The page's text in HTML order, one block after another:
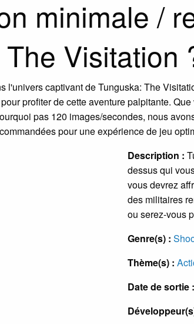
minimale /
Visitation
l'univers captivant de Tunguska: The
profiter de cette aventure palpitante.
pas 120 images/secondes, nous
pour une expérience de jeu
Description :
dessus qui
vous devrez
des militaires
ou serez-vous
Genre(s) :
Thème(s) :
Date de sortie :